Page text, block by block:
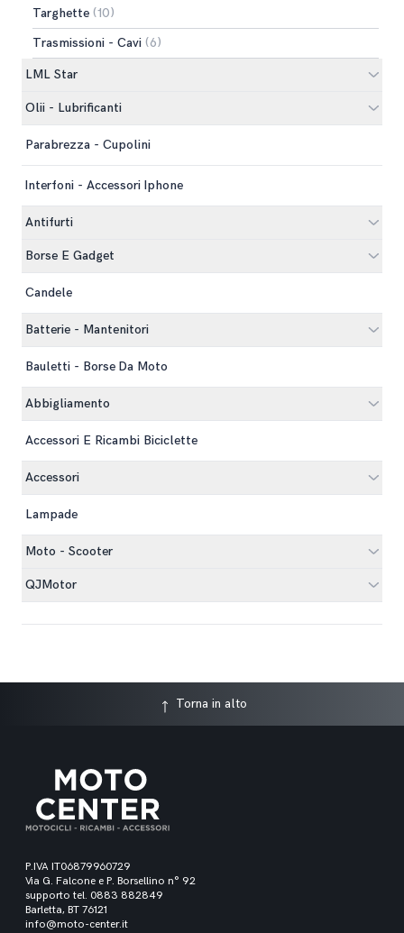
Targhette (10)
Trasmissioni - Cavi (6)
LML Star
Olii - Lubrificanti
Parabrezza - Cupolini
Interfoni - Accessori Iphone
Antifurti
Borse E Gadget
Candele
Batterie - Mantenitori
Bauletti - Borse Da Moto
Abbigliamento
Accessori E Ricambi Biciclette
Accessori
Lampade
Moto - Scooter
QJMotor
Torna in alto
P.IVA IT06879960729
Via G. Falcone e P. Borsellino n° 92
supporto tel. 0883 882849
Barletta, BT 76121
info@moto-center.it